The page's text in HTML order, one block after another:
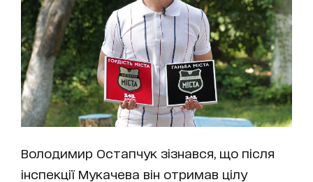
Володимир Остапчук зізнався, що після
інспекції Мукачева він отримав цілу